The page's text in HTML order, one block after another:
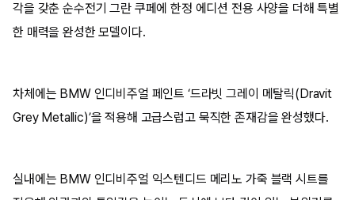
각을 갖춘 순수전기 그란 쿠페에 한정 에디션 전용 사양을 더해 특별
한 매력을 완성한 모델이다.
차체에는 BMW 인디비주얼 페인트 ‘드라빗 그레이 메탈릭(Dravit
Grey Metallic)’을 적용해 고급스럽고 묵직한 존재감을 완성했다.
실내에는 BMW 인디비주얼 익스텐디드 메리노 가죽 블랙 시트를